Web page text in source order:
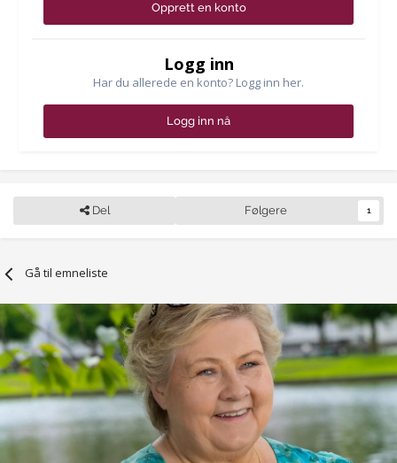
Opprett en konto
Logg inn
Har du allerede en konto? Logg inn her.
Logg inn nå
Del Følgere 1
Gå til emneliste